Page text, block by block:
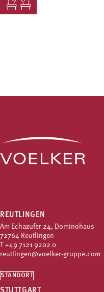
REUTLINGEN
Am Echazufer 24, Dominohaus
72764 Reutlingen
+49 7121 9202 0
reutlingen@voelker-gruppe.com
STANDORT